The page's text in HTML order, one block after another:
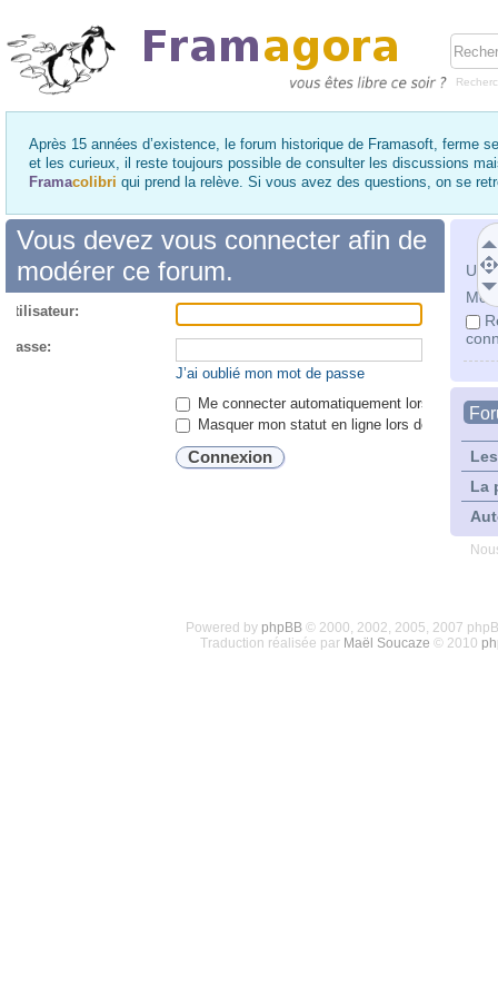
Après 15 années d’existence, le forum historique de Framasoft, ferme
et les curieux, il reste toujours possible de consulter les discussions
Framacolibri qui prend la relève. Si vous avez des questions, on se
Mot
La
Vous devez vous connecter afin de
modérer ce forum.
passe:
J’ai oublié mon mot de passe
Me connecter automatiquement lors de
Masquer mon statut en ligne lors de cette
Powered by phpBB© 2000, 2002, 2005, 2007
Traduction réalisée par Maël Soucaze © 2010